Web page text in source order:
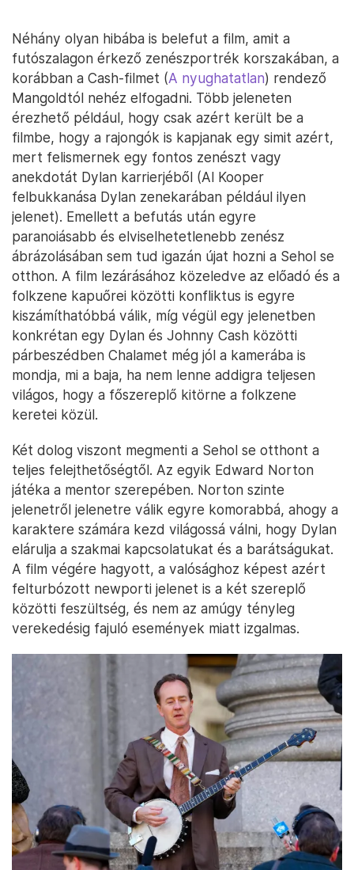
Néhány olyan hibába is belefut a film, amit a
futószalagon érkező zenészportrék korszakában, a
korábban a Cash-filmet (A nyughatatlan) rendező
Mangoldtól nehéz elfogadni. Több jeleneten
érezhető például, hogy csak azért került be a
filmbe, hogy a rajongók is kapjanak egy simit azért,
mert felismernek egy fontos zenészt vagy
anekdotát Dylan karrierjéből (Al Kooper
felbukkanása Dylan zenekarában például ilyen
jelenet). Emellett a befutás után egyre
paranoiásabb és elviselhetetlenebb zenész
ábrázolásában sem tud igazán újat hozni a Sehol se
otthon. A film lezárásához közeledve az előadó és a
folkzene kapuőrei közötti konfliktus is egyre
kiszámíthatóbbá válik, míg végül egy jelenetben
konkrétan egy Dylan és Johnny Cash közötti
párbeszédben Chalamet még jól a kamerába is
mondja, mi a baja, ha nem lenne addigra teljesen
világos, hogy a főszereplő kitörne a folkzene
keretei közül.
Két dolog viszont megmenti a Sehol se otthont a
teljes felejthetőségtől. Az egyik Edward Norton
játéka a mentor szerepében. Norton szinte
jelenetről jelenetre válik egyre komorabbá, ahogy a
karaktere számára kezd világossá válni, hogy Dylan
elárulja a szakmai kapcsolatukat és a barátságukat.
A film végére hagyott, a valósághoz képest azért
felturbózott newporti jelenet is a két szereplő
közötti feszültség, és nem az amúgy tényleg
verekedésig fajuló események miatt izgalmas.